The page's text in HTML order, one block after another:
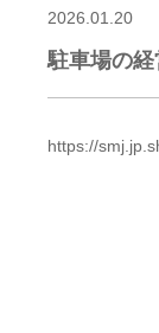
2026.01.20
駐車場の経
https://